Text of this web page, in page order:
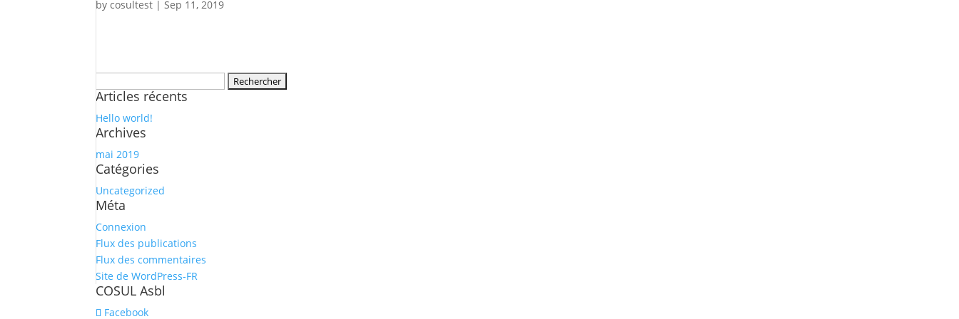
bycosultest |Sep 11, 2019
Articles récents
Hello world!
Archives
mai 2019
Catégories
Uncategorized
Méta
Connexion
Flux des publications
Flux des commentaires
Site de WordPress-FR
COSUL Asbl
Facebook